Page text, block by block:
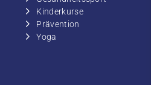
​Kinderkurse
Prävention
Yoga